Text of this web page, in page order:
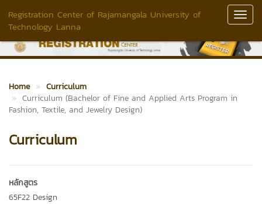
Registration Center of Rajamangala University of
Technology Lanna
Home
Curriculum
Curriculum (Bachelor of Fine and Applied Arts Program in
Fashion, Textile, and Jewelry Design)
Curriculum
หลักสูตร
65F22 Design